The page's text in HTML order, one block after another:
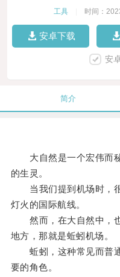
工具 时间：
安卓下载
安
简介
大自然是一个宏伟而秘
的生灵。
当我们提到机场时，很
灯火的国际航线。
然而，在大自然中，也
地方，那就是蚯蚓机场。
蚯蚓，这种常见而普通
要的角色。